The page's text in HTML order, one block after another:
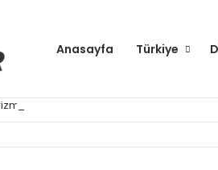
Anasayfa Türkiye
Şehri seçildi